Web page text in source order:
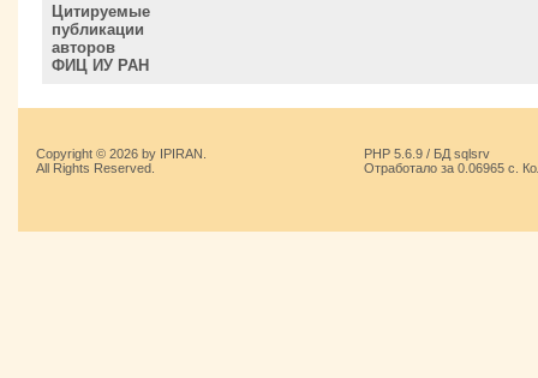
Цитируемые
публикации
авторов
ФИЦ ИУ РАН
Copyright © 2026 by IPIRAN.
All Rights Reserved.
PHP 5.6.9 / БД sqlsrv
Отработало за 0.06965 с.